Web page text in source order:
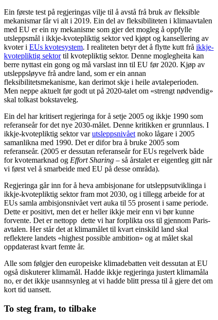
Ein første test på regjeringas vilje til å avstå frå bruk av fleksible
mekanismar får vi alt i 2019. Ein del av fleksibiliteten i klimaavtalen
med EU er ein ny mekanisme som gjer det mogleg å oppfylle
utsleppsmål i ikkje-kvotepliktig sektor ved kjøpt og kansellering av
kvoter i EUs kvotesystem. I realiteten betyr det å flytte kutt frå ikkje-
kvotepliktig sektortil kvotepliktig sektor. Denne moglegheita kan
berre nyttast ein gong og må varslast inn til EU før 2020. Kjøp av
utsleppsløyve frå andre land, som er ein annan
fleksibilitetsmekanisme, kan derimot skje i heile avtaleperioden.
Men neppe aktuelt før godt ut på 2020-talet om «strengt nødvendig»
skal tolkast bokstaveleg.
Ein del har kritisert regjeringa for å setje 2005 og ikkje 1990 som
referanseår for det nye 2030-målet. Denne kritikken er grunnlaus. I
ikkje-kvotepliktig sektor varutsleppsnivået noko lågare i 2005
samanlikna med 1990. Det er difor bra å bruke 2005 som
referanseår. (2005 er dessutan referanseår for EUs regelverk både
for kvotemarknad og Effort Sharing – så årstalet er eigentleg gitt når
vi først vel å smarbeide med EU på desse områda).
Regjeringa går inn for å heva ambisjonane for utsleppsutviklinga i
ikkje-kvotepliktig sektor fram mot 2030, og i tillegg arbeide for at
EUs samla ambisjonsnivået vert auka til 55 prosent i same periode.
Dette er positivt, men det er heller ikkje meir enn vi bør kunne
forvente. Det er nettopp dette vi har forplikta oss til gjennom Paris-
avtalen. Her står det at klimamålet til kvart einskild land skal
reflektere landets «highest possible ambition» og at målet skal
oppdaterast kvart femte år.
Alle som følgjer den europeiske klimadebatten veit dessutan at EU
også diskuterer klimamål. Hadde ikkje regjeringa justert klimamåla
no, er det ikkje usannsynleg at vi hadde blitt pressa til å gjere det om
kort tid uansett.
To steg fram, to tilbake